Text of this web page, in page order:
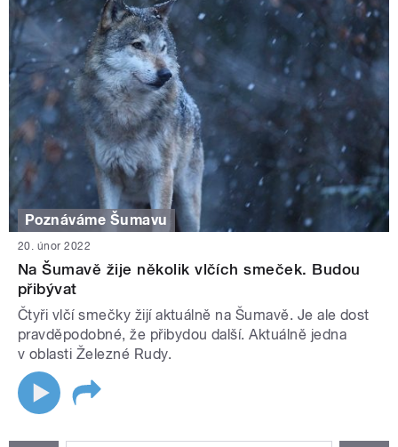
Poznáváme Šumavu
20. únor 2022
Na Šumavě žije několik vlčích smeček. Budou
přibývat
Čtyři vlčí smečky žijí aktuálně na Šumavě. Je ale dost
pravděpodobné, že přibydou další. Aktuálně jedna
v oblasti Železné Rudy.